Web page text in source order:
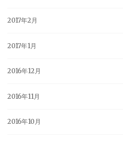
2017年2月
2017年1月
2016年12月
2016年11月
2016年10月